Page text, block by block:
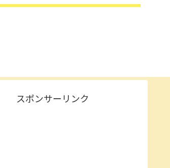
スポンサーリンク